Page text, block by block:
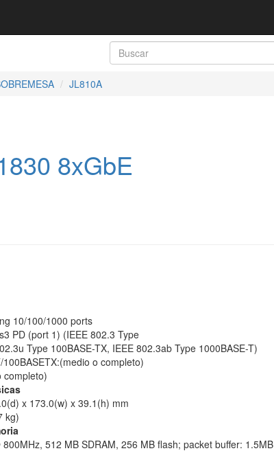
JL810A
8xGbE
10/100/1000 ports
PD (port 1) (IEEE 802.3 Type
Type 100BASE-TX, IEEE 802.3ab Type 1000BASE-T)
o completo)
completo)
x 173.0(w) x 39.1(h) mm
kg)
512 MB SDRAM, 256 MB flash; packet buffer: 1.5MB